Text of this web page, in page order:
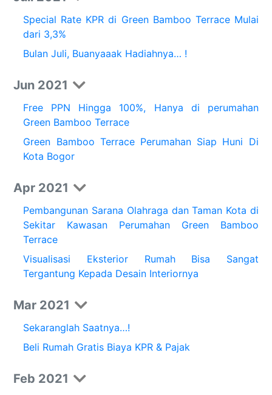
Special Rate KPR di Green Bamboo Terrace Mulai
dari 3,3%
Bulan Juli, Buanyaaak Hadiahnya… !
Jun 2021
Free PPN Hingga 100%, Hanya di perumahan
Green Bamboo Terrace
Green Bamboo Terrace Perumahan Siap Huni Di
Kota Bogor
Apr 2021
Pembangunan Sarana Olahraga dan Taman Kota di
Sekitar Kawasan Perumahan Green Bamboo
Terrace
Visualisasi Eksterior Rumah Bisa Sangat
Tergantung Kepada Desain Interiornya
Mar 2021
Sekaranglah Saatnya…!
Beli Rumah Gratis Biaya KPR & Pajak
Feb 2021